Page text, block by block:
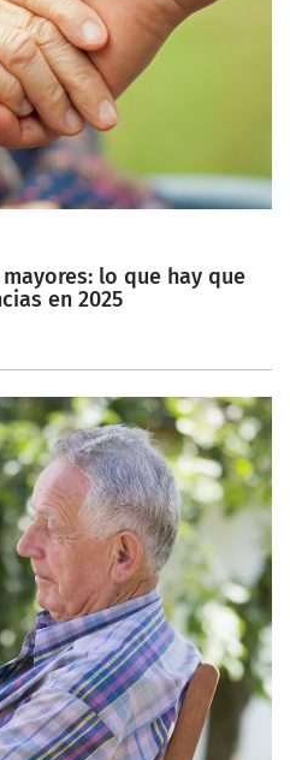
lo que hay que
en 2025